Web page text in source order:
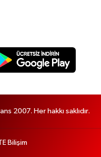
2007. Her hakkı saklıdır.
Bilişim